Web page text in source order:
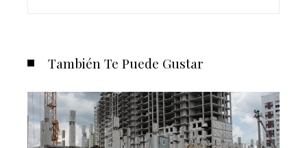
También Te Puede Gustar